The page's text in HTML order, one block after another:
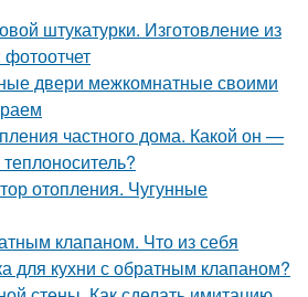
штукатурки. Изготовление из
фотоотчет
двери межкомнатные своими
частного дома. Какой он —
отопления. Чугунные
клапаном. Что из себя
для кухни с обратным клапаном?